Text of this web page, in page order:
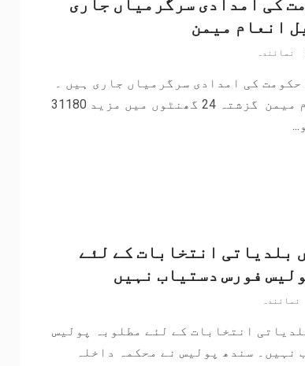
انعام میمن
نمائندہ
حکومت کی امدادی سرگرمیاں جاری ہیں ۔
شرجیل انعام میمن گزشتہ 24 گھنٹوں میں مزید 31180
بلدیاتی انتخابات کے لئے
فورس دستیاب نہیں
نمائندہ
انتخابات کے لئے مطلوبہ پولیس
نہیں۔ سندھ پولیس نے محکمہ داخلہ